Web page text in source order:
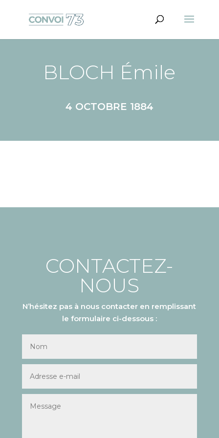
BLOCH Émile
4 OCTOBRE 1884
CONTACTEZ-
NOUS
N’hésitez pas à nous contacter en remplissant
le formulaire ci-dessous :